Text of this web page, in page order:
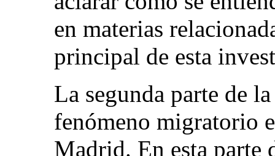
en materias
principal de esta
La segunda parte de
fenómeno migratorio
Madrid. En esta parte